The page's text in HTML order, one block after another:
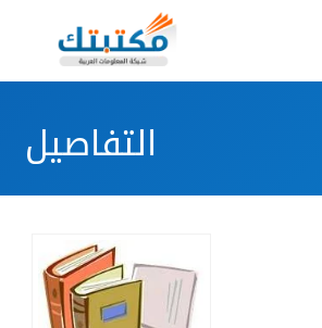
التفاصيل